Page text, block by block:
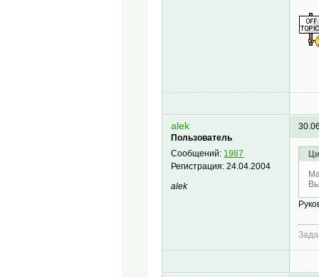
alek
Пользователь
Сообщений: 1987
Регистрация:24.04.2004
alek